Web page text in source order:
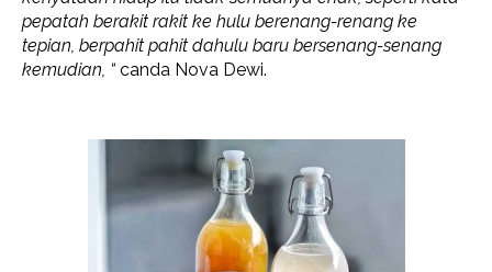
pepatah berakit rakit ke hulu berenang-renang ke
tepian, berpahit pahit dahulu baru bersenang-senang
kemudian, “ canda Nova Dewi.